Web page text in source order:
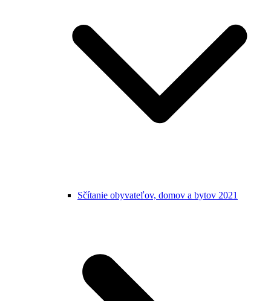
Sčítanie obyvateľov, domov a bytov 2021